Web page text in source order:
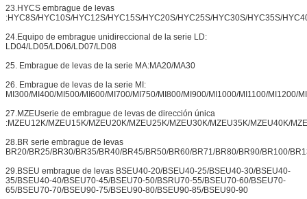
23.HYCS embrague de levas
:HYC8S/HYC10S/HYC12S/HYC15S/HYC20S/HYC25S/HYC30S/HYC35S/
24.Equipo de embrague unidireccional de la serie LD:
LD04/LD05/LD06/LD07/LD08
25. Embrague de levas de la serie MA:MA20/MA30
26. Embrague de levas de la serie MI:
MI300/MI400/MI500/MI600/MI700/MI750/MI800/MI900/MI1000/MI1100/MI1200/
27.MZEUserie de embrague de levas de dirección única
:MZEU12K/MZEU15K/MZEU20K/MZEU25K/MZEU30K/MZEU35K/MZEU40K/
28.BR serie embrague de levas
BR20/BR25/BR30/BR35/BR40/BR45/BR50/BR60/BR71/BR80/BR90/BR100/
29.BSEU embrague de levas BSEU40-20/BSEU40-25/BSEU40-30/BSEU40-
35/BSEU40-40/BSEU70-45/BSEU70-50/BSRU70-55/BSEU70-60/BSEU70-
65/BSEU70-70/BSEU90-75/BSEU90-80/BSEU90-85/BSEU90-90